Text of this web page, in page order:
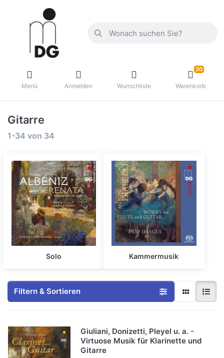
Menü Anmelden Wunschliste
30
Warenkorb
Gitarre
1-34 von 34
Solo Kammermusik
Filtern & Sortieren
Giuliani, Donizetti, Pleyel u. a. -
Virtuose Musik für Klarinette und
Gitarre